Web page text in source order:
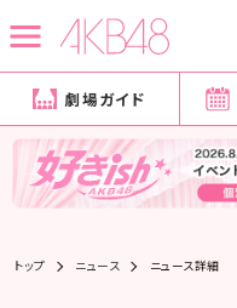
劇場ガイド
トップ ニュース ニュース詳細